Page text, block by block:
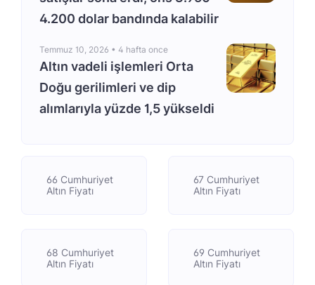
4.200 dolar bandında kalabilir
Temmuz 10, 2026 • 4 hafta once
Altın vadeli işlemleri Orta
Doğu gerilimleri ve dip
alımlarıyla yüzde 1,5 yükseldi
66 Cumhuriyet
Altın Fiyatı
67 Cumhuriyet
Altın Fiyatı
68 Cumhuriyet
Altın Fiyatı
69 Cumhuriyet
Altın Fiyatı